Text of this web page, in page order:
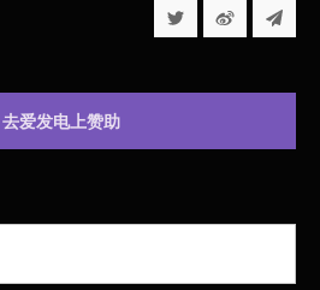
去爱发电上赞助